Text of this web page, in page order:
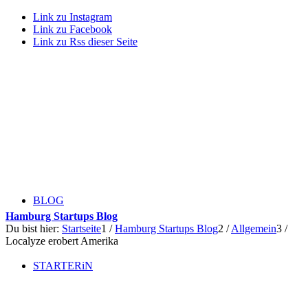
Link zu Instagram
Link zu Facebook
Link zu Rss dieser Seite
BLOG
STARTERiN
Hamburg Startups Blog
Du bist hier: Startseite1 / Hamburg Startups Blog2 / Allgemein3 /
Localyze erobert Amerika